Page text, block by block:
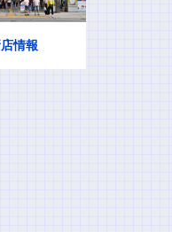
情報